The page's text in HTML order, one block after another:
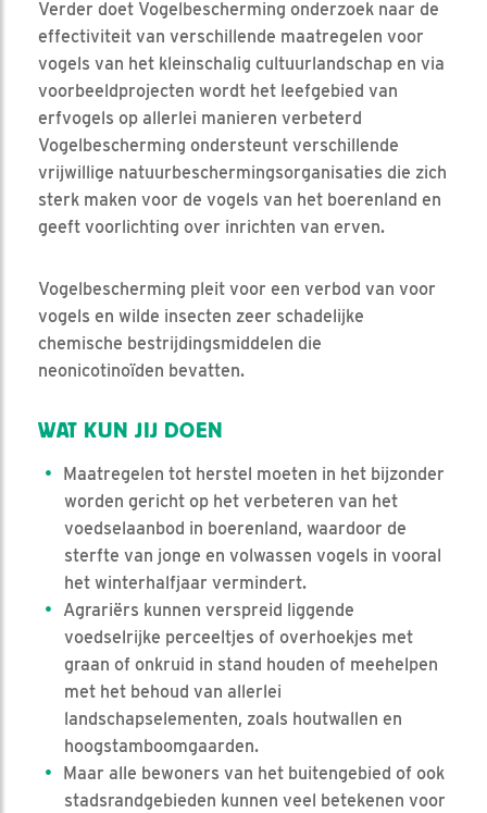
Verder doet Vogelbescherming onderzoek naar de
effectiviteit van verschillende maatregelen voor
vogels van het kleinschalig cultuurlandschap en via
voorbeeldprojecten wordt het leefgebied van
erfvogels op allerlei manieren verbeterd
Vogelbescherming ondersteunt verschillende
vrijwillige natuurbeschermingsorganisaties die zich
sterk maken voor de vogels van het boerenland en
geeft voorlichting over inrichten van erven.
Vogelbescherming pleit voor een verbod van voor
vogels en wilde insecten zeer schadelijke
chemische bestrijdingsmiddelen die
neonicotinoïden bevatten.
WAT KUN JIJ DOEN
Maatregelen tot herstel moeten in het bijzonder
worden gericht op het verbeteren van het
voedselaanbod in boerenland, waardoor de
sterfte van jonge en volwassen vogels in vooral
het winterhalfjaar vermindert.
Agrariërs kunnen verspreid liggende
voedselrijke perceeltjes of overhoekjes met
graan of onkruid in stand houden of meehelpen
met het behoud van allerlei
landschapselementen, zoals houtwallen en
hoogstamboomgaarden.
Maar alle bewoners van het buitengebied of ook
stadsrandgebieden kunnen veel betekenen voor